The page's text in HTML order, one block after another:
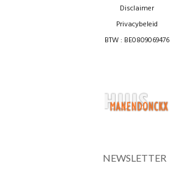
Disclaimer
Privacybeleid
BTW : BE0809069476
NEWSLETTER